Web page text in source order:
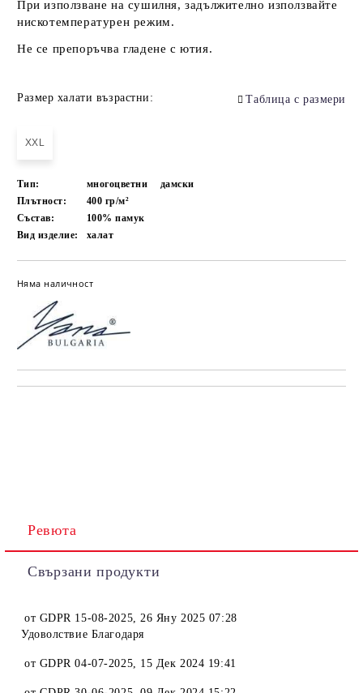
При използване на сушилня, задължително използвайте
нискотемпературен режим.
Не се препоръчва гладене с ютия.
Размер халати възрастни: Таблица с размери
XXL
Тип: многоцветни
дамски
Плътност:
400 гр/м²
Състав:
100% памук
Вид изделие:
халат
Няма наличност
Ревюта
Свързани продукти
от GDPR 15-08-2025,26 Яну 2025 07:28
Удоволствие Благодаря
от GDPR 04-07-2025, 15 Дек 2024 19:41